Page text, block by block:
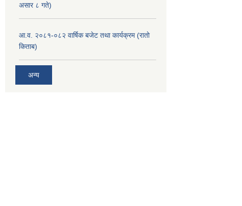
असार ८ गते)
आ.व. २०८१-०८२ वार्षिक बजेट तथा कार्यक्रम (रातो
किताब)
अन्य